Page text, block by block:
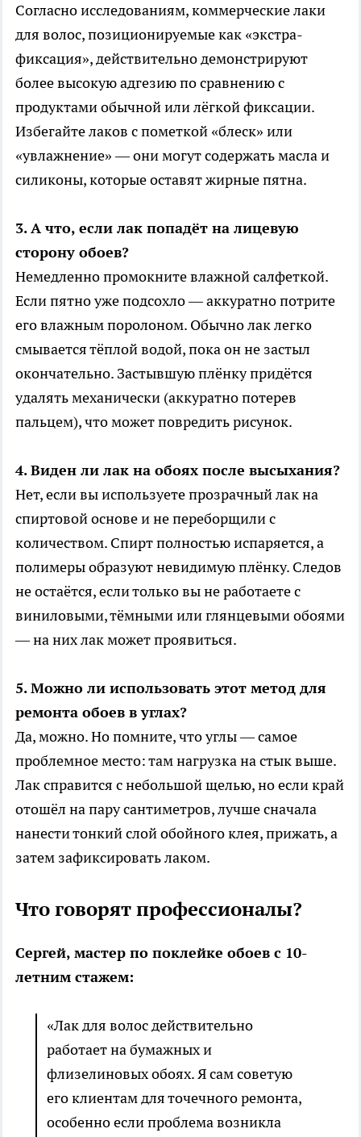
Согласно исследованиям, коммерческие лаки
для волос, позиционируемые как «экстра-
фиксация», действительно демонстрируют
более высокую адгезию по сравнению с
продуктами обычной или лёгкой фиксации.
Избегайте лаков с пометкой «блеск» или
«увлажнение» — они могут содержать масла и
силиконы, которые оставят жирные пятна.
3. А что, если лак попадёт на лицевую
сторону обоев?
Немедленно промокните влажной салфеткой.
Если пятно уже подсохло — аккуратно потрите
его влажным поролоном. Обычно лак легко
смывается тёплой водой, пока он не застыл
окончательно. Застывшую плёнку придётся
удалять механически (аккуратно потерев
пальцем), что может повредить рисунок.
4. Виден ли лак на обоях после высыхания?
Нет, если вы используете прозрачный лак на
спиртовой основе и не переборщили с
количеством. Спирт полностью испаряется, а
полимеры образуют невидимую плёнку. Следов
не остаётся, если только вы не работаете с
виниловыми, тёмными или глянцевыми обоями
— на них лак может проявиться.
5. Можно ли использовать этот метод для
ремонта обоев в углах?
Да, можно. Но помните, что углы — самое
проблемное место: там нагрузка на стык выше.
Лак справится с небольшой щелью, но если край
отошёл на пару сантиметров, лучше сначала
нанести тонкий слой обойного клея, прижать, а
затем зафиксировать лаком.
Что говорят профессионалы?
Сергей, мастер по поклейке обоев с 10-
летним стажем:
«Лак для волос действительно
работает на бумажных и
флизелиновых обоях. Я сам советую
его клиентам для точечного ремонта,
особенно если проблема возникла